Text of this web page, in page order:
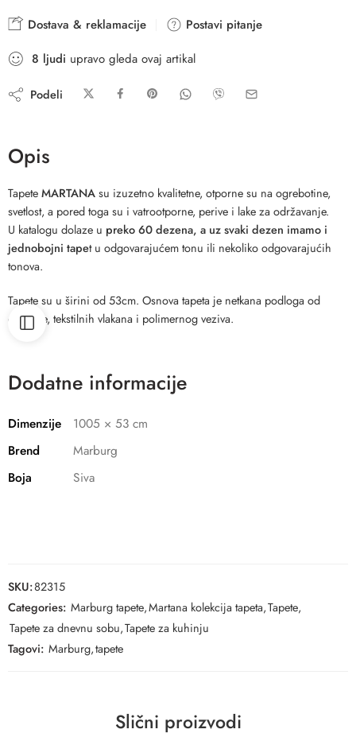
Dostava & reklamacije
Postavi pitanje
8 ljudi upravo gleda ovaj artikal
Podeli
Opis
TapeteMARTANAsu izuzetno kvalitetne, otporne su na ogrebotine,
svetlost, a pored toga su i vatrootporne, perive i lake za održavanje.
U katalogu dolaze u preko 60 dezena, a uz svaki dezen imamo i
jednobojni tapet u odgovarajućem tonu ili nekoliko odgovarajućih
tonova.
Tapete su u širini od 53cm. Osnova tapeta je netkana podloga od
celuloze, tekstilnih vlakana i polimernog veziva.
Dodatne informacije
Dimenzije
1005 × 53 cm
Brend
Marburg
Boja
Siva
SKU:82315
Categories: Marburg tapete,Martana kolekcija tapeta,Tapete,
Tapete za dnevnu sobu,Tapete za kuhinju
Tagovi: Marburg,tapete
Slični proizvodi